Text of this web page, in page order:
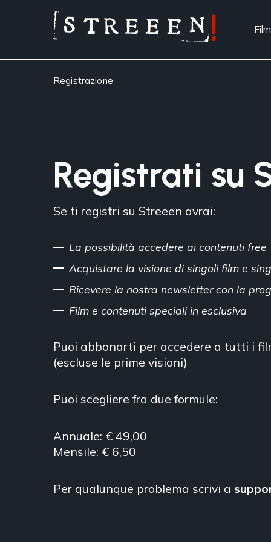
Film
Registrazione
Registrati su
Se ti registri su Streeen avrai:
La possibilità accedere ai contenuti free
Acquistare la visione di singoli film e
Ricevere la nostra newsletter con la
Film e contenuti speciali in esclusiva
Puoi abbonarti per accedere a tutti i
(escluse le prime visioni)
Puoi scegliere fra due formule:
Annuale: € 49,00
Mensile: € 6,50
Per qualunque problema scrivi a